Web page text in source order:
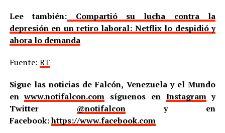
Lee también: Compartió su lucha contra la
depresión en un retiro laboral: Netflix lo despidió y
ahora lo demanda
Fuente: RT
Sigue las noticias de Falcón, Venezuela y el Mundo
enwww.notifalcon.com síguenos en Instagramy
Twitter @notifalcony en
Facebook:https://www.facebook.com